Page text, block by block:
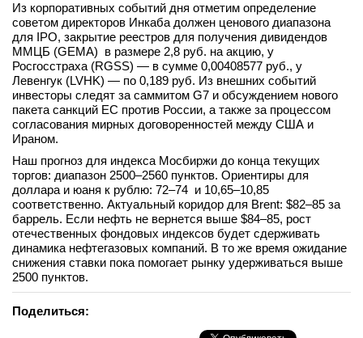
Из корпоративных событий дня отметим определение
советом директоров Инкаба должен ценового диапазона
для IPO, закрытие реестров для получения дивидендов
ММЦБ (GEMA) в размере 2,8 руб. на акцию, у
Росгосстраха (RGSS) — в сумме 0,00408577 руб., у
Левенгук (LVHK) — по 0,189 руб. Из внешних событий
инвесторы следят за саммитом G7 и обсуждением нового
пакета санкций ЕС против России, а также за процессом
согласования мирных договоренностей между США и
Ираном.
Наш прогноз для индекса Мосбиржи до конца текущих
торгов: диапазон 2500–2560 пунктов. Ориентиры для
доллара и юаня к рублю: 72–74 и 10,65–10,85
соответственно. Актуальный коридор для Brent: $82–85 за
баррель. Если нефть не вернется выше $84–85, рост
отечественных фондовых индексов будет сдерживать
динамика нефтегазовых компаний. В то же время ожидание
снижения ставки пока помогает рынку удерживаться выше
2500 пунктов.
Поделиться: